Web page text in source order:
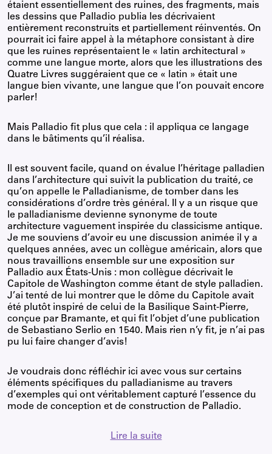
étaient essentiellement des ruines, des fragments, mais
les dessins que Palladio publia les décrivaient
entièrement reconstruits et partiellement réinventés. On
pourrait ici faire appel à la métaphore consistant à dire
que les ruines représentaient le « latin architectural »
comme une langue morte, alors que les illustrations des
Quatre Livres suggéraient que ce « latin » était une
langue bien vivante, une langue que l’on pouvait encore
parler!
Mais Palladio fit plus que cela : il appliqua ce langage
dans le bâtiments qu’il réalisa.
Il est souvent facile, quand on évalue l’héritage palladien
dans l’architecture qui suivit la publication du traité, ce
qu’on appelle le Palladianisme, de tomber dans les
considérations d’ordre très général. Il y a un risque que
le palladianisme devienne synonyme de toute
architecture vaguement inspirée du classicisme antique.
Je me souviens d’avoir eu une discussion animée il y a
quelques années, avec un collègue américain, alors que
nous travaillions ensemble sur une exposition sur
Palladio aux États-Unis : mon collègue décrivait le
Capitole de Washington comme étant de style palladien.
J’ai tenté de lui montrer que le dôme du Capitole avait
été plutôt inspiré de celui de la Basilique Saint-Pierre,
conçue par Bramante, et qui fit l’objet d’une publication
de Sebastiano Serlio en 1540. Mais rien n’y fit, je n’ai pas
pu lui faire changer d’avis!
Je voudrais donc réfléchir ici avec vous sur certains
éléments spécifiques du palladianisme au travers
d’exemples qui ont véritablement capturé l’essence du
mode de conception et de construction de Palladio.
Lire la suite